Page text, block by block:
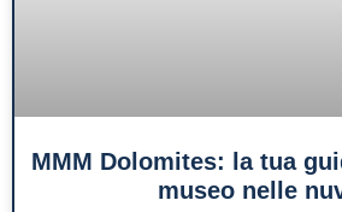
MMM Dolomites: la tua
museo nelle